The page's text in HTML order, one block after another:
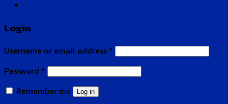
Login
Username or email address *
Password *
Remember me
Log in